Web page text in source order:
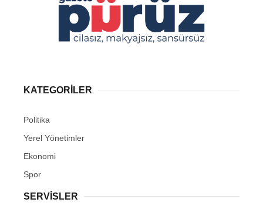
KATEGORİLER
Politika
Yerel Yönetimler
Ekonomi
Spor
SERVİSLER